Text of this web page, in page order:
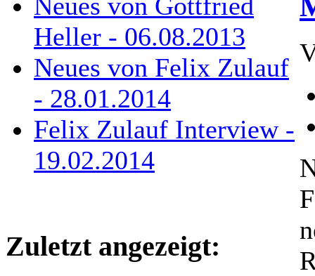
Heller - 06.08.2013
Neues von Felix Zulauf
- 28.01.2014
Felix Zulauf Interview -
19.02.2014
Zuletzt angezeigt: